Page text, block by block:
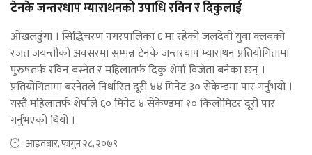
टेनके जन्तरधाप म्याराथनको उपाधि रविन र दिकुलाई
ओखलढुंगा । सिद्धिचरण नगरपालिका ६ मा रहेको जलदेवी युवा क्लबको
रजत जयन्तीको अवसरमा सम्पन्न टेनके जन्तरधाप म्याराथन प्रतियोगितामा
पुरुषतर्फ रविन बस्नेत र महिलातर्फ दिकु शेर्पा विजेता बनेका छन् ।
प्रतियोगितामा बस्नेतले निर्धारित दूरी ४४ मिनेट ३० सेकेन्डमा पार गर्नुभयो ।
यस्तै महिलातर्फ शेर्पाले ६० मिनेट ४ सेकेण्डमा १० किलोमिटर दूरी पार
गर्नुभएको थियो ।
आइतबार, फागुन २८, २०७९